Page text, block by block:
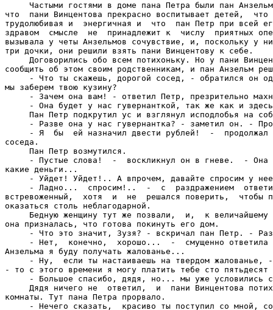
Частыми гостями в доме пана Петра были пан
что  пани Винцентова прекрасно воспитывает детей,  что
трудолюбивая и  энергичная и  что  пан Петр при всей
здравом  смысле  не  принадлежит к  числу  приятных
вызывала у четы Анзельмов сочувствие, и, поскольку у
три дочки, они решили взять пани Винцентову к себе.
Договорились обо всем потихоньку. Но у пани
сообщить об этом своим родственникам, и пан Анзельм
- Что ты скажешь, дорогой сосед, - обратился он
мы заберем твою кузину?
- Зачем она вам! - ответил Петр, презрительно
- Она будет у нас гувернанткой, так же как и
Пан Петр подкрутил ус и взглянул исподлобья на
- Разве она у нас гувернантка? - заметил он. -
- Я  бы  ей назначил двести рублей!  -  продолжал
соседа.
     Пан Петр возмутился.
- Пустые слова!  -  воскликнул он в гневе.  - Она
какие деньги...
- Уйдет! Уйдет!.. А впрочем, давайте спросим у
- Ладно...  спросим!..  -  с  раздражением
встревоженный,  хотя  и  не  решался поверить,  чтобы
оказаться столь неблагодарной.
Бедную женщину тут же позвали,  и,  к величайшему
она призналась, что готова покинуть его дом.
- Что это значит, Зузя? - вскричал пан Петр. -
- Нет,  конечно,  хорошо...  -  смущенно ответила
Анзельма я буду получать жалованье...
- Ну,  если ты настаиваешь на твердом жалованье,
- то с этого времени я могу платить тебе сто
- Большое спасибо, дядя, но... мы уже условились
Дядя ничего не  ответил,  и  пани Винцентова
комнаты. Тут пана Петра прорвало.
- Нечего сказать,  красиво ты поступил со мной,